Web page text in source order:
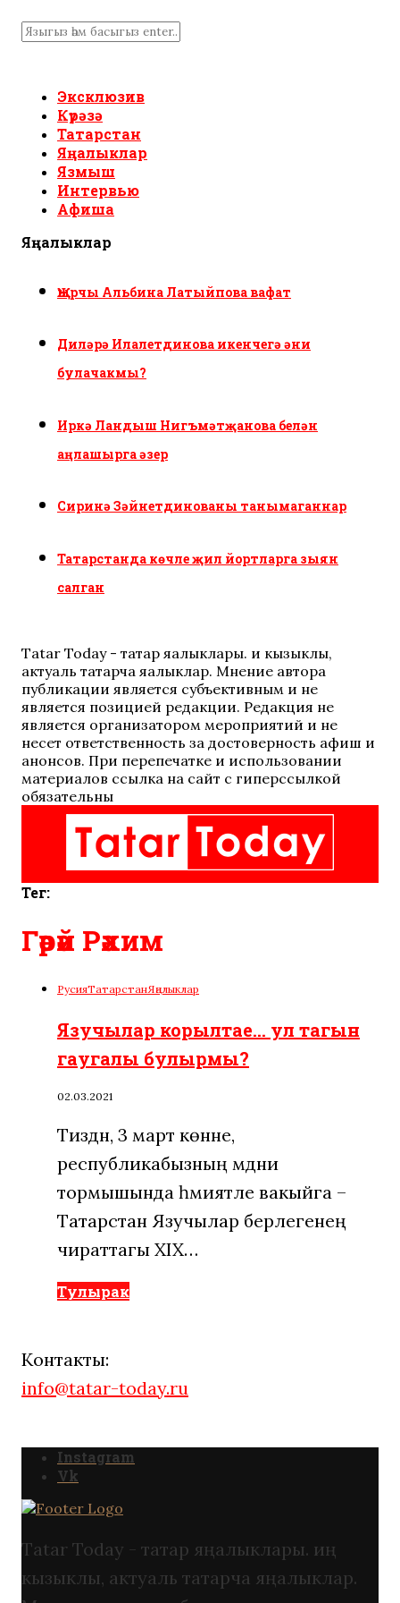
Эксклюзив
Күрәзә
Татарстан
Яңалыклар
Язмыш
Интервью
Афиша
Яңалыклар
Җырчы Альбина Латыйпова вафат
Диләрә Илалетдинова икенчегә әни
булачакмы?
Иркә Ландыш Нигъмәтҗанова белән
аңлашырга әзер
Сиринә Зәйнетдинованы танымаганнар
Татарстанда көчле җил йортларга зыян
салган
Tatar Today - татар яңалыклары. иң кызыклы,
актуаль татарча яңалыклар. Мнение автора
публикации является субъективным и не
является позицией редакции. Редакция не
является организатором мероприятий и не
несет ответственность за достоверность афиш и
анонсов. При перепечатке и использовании
материалов ссылка на сайт с гиперссылкой
обязательны
Тег:
Гәрәй Рәхим
РусияТатарстанЯңалыклар
Язучылар корылтае… ул тагын
гаугалы булырмы?
02.03.2021
Тиздән, 3 март көнне,
республикабызның мәдәни
тормышында әһәмиятле вакыйга –
Татарстан Язучылар берлегенең
чираттагы XIX…
Тулырак
Контакты:
info@tatar-today.ru
Instagram
Vk
Tatar Today - татар яңалыклары. иң
кызыклы, актуаль татарча яңалыклар.